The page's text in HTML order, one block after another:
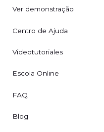
Ver demonstração
Centro de Ajuda
Videotutoriales
Escola Online
FAQ
Blog